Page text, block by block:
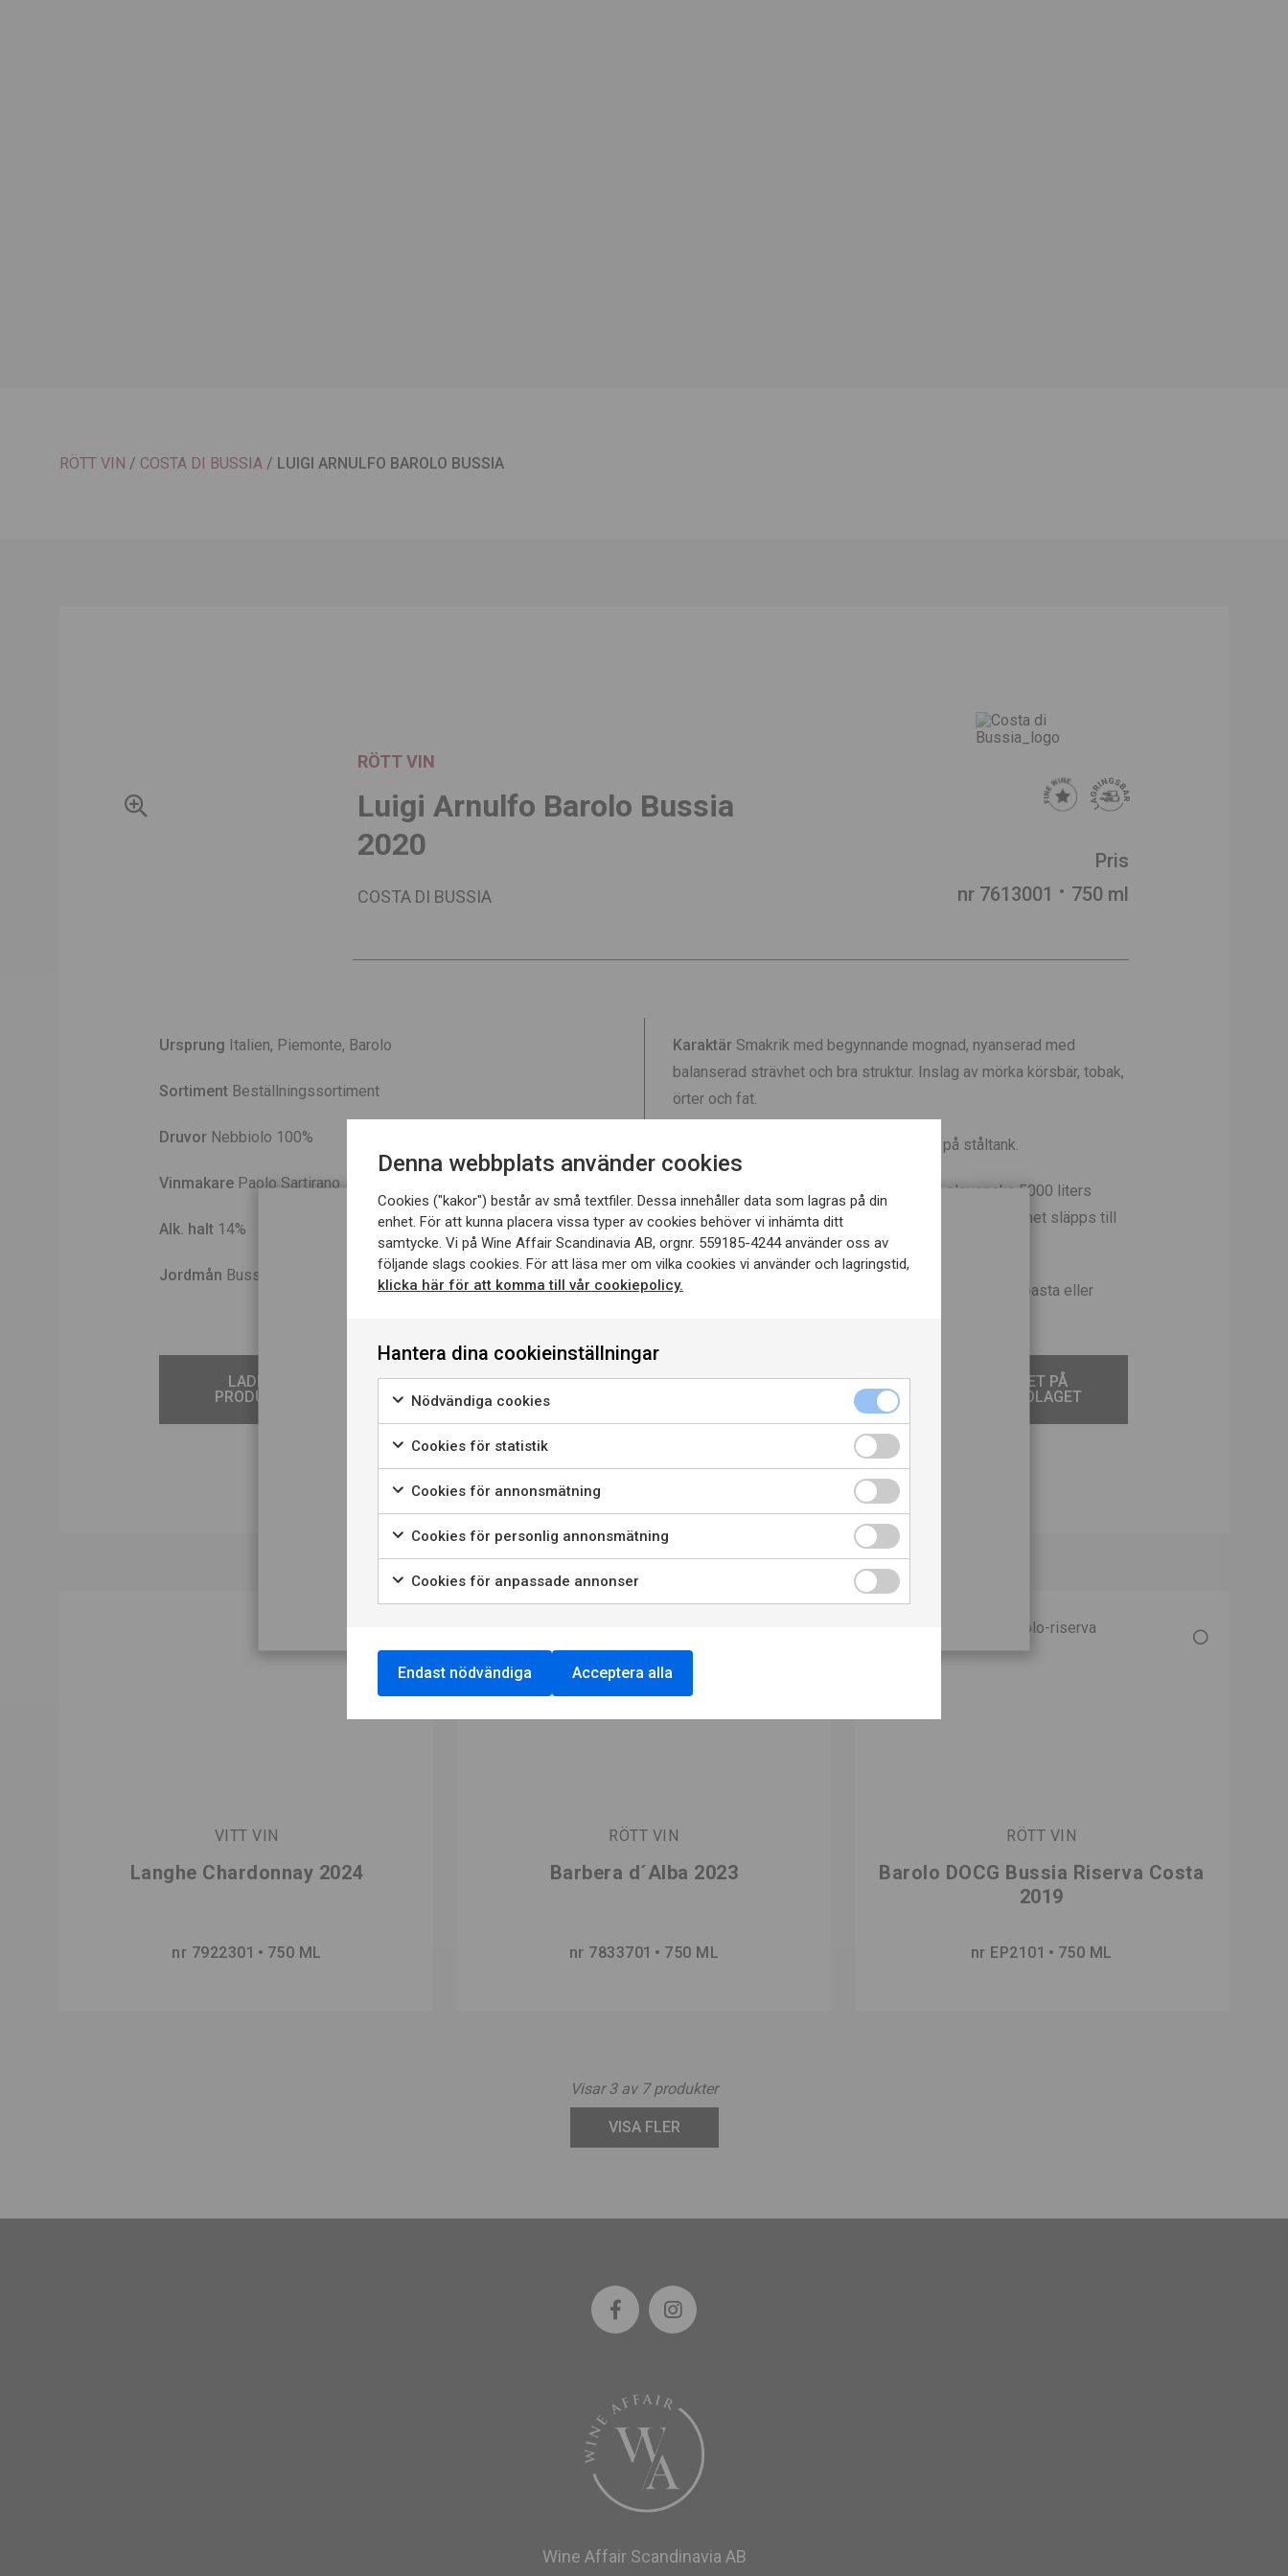
RÖTT VIN / COSTA DI BUSSIA / LUIGI ARNULFO BAROLO BUSSIA
RÖTT VIN
Luigi Arnulfo Barolo Bussia
2020
COSTA DI BUSSIA
Pris
nr 7613001
750 ml
Ursprung Italien, Piemonte, Barolo
Sortiment Beställningssortiment
Druvor Nebbiolo 100%
Vinmakare Paolo Sartirano
Alk. halt 14%
Jordmån Bussia består av en blanding av lera, sandsten och märgel
Karaktär Smakrik med begynnande mognad, nyanserad med
balanserad strävhet och bra struktur. Inslag av mörka körsbär, tobak,
örter och fat.
Jäsning och maceration sker på ståltank.
Lagring
Vinet har lagrats 36 månader på slovenska 5000 liters
ekfat och sedan ytterligare några år i källaren innan vinet släpps till
försäljning.
Passar till
Servera till en smakrika kötträtter, krämig pasta eller
LADDA NER
PRODUKTBLAD
LADDA NER
PRESSBILD
LÄS MER OM
TILL VINET PÅ
SYSTEMBOLAGET
VITT VIN
Langhe Chardonnay 2024
nr 7922301 750 ML
RÖTT VIN
Barbera d´Alba 2023
nr 7833701 750 ML
RÖTT VIN
Barolo DOCG Bussia Riserva Costa
2019
nr EP2101 750 ML
Visar3av 7produkter
VISA FLER
Wine Affair Scandinavia AB
Denna webbplats använder cookies
Cookies ("kakor") består av små textfiler. Dessa innehåller data som lagras på din
enhet. För att kunna placera vissa typer av cookies behöver vi inhämta ditt
samtycke. Vi på Wine Affair Scandinavia AB, orgnr. 559185-4244 använder oss av
följande slags cookies. För att läsa mer om vilka cookies vi använder och lagringstid,
klicka här för att komma till vår cookiepolicy.
Hantera dina cookieinställningar
Nödvändiga cookies
Cookies för statistik
Cookies för annonsmätning
Cookies för personlig annonsmätning
Cookies för anpassade annonser
Endast nödvändiga Acceptera alla
Denna sida innehåller information om alkoholhaltiga drycker och
När jag bekräftar att jag är 20 år eller äldre godkänner jag också
PRIVATKONSUMENT